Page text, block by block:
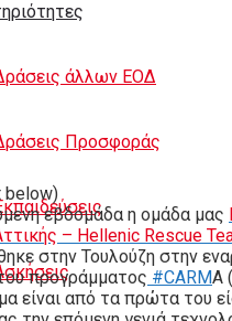
άλλων ΕΟΔ
Προσφοράς
below)
εβδομάδα η ομάδα μας
– Hellenic Rescue
στην Τουλούζη στην
προγράμματος #CARMA
είναι από τα πρώτα του